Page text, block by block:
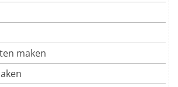
maken